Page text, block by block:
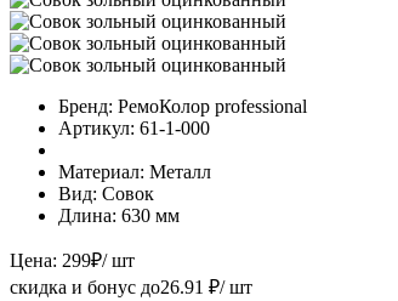
Бренд: РемоКолор professional
Артикул: 61-1-000
Материал: Металл
Вид: Совок
Длина: 630 мм
Цена: 299₽/ шт
скидка и бонус до26.91 ₽/ шт